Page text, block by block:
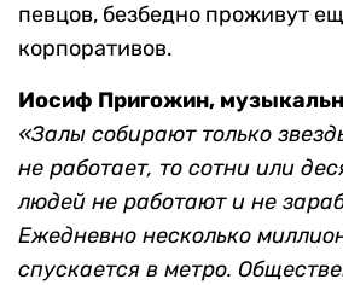
певцов, безбедно проживут
корпоративов.
Иосиф Пригожин,
«Залы собирают только
не работает, то сотни или
людей не работают и не
Ежедневно несколько
спускается в метро.